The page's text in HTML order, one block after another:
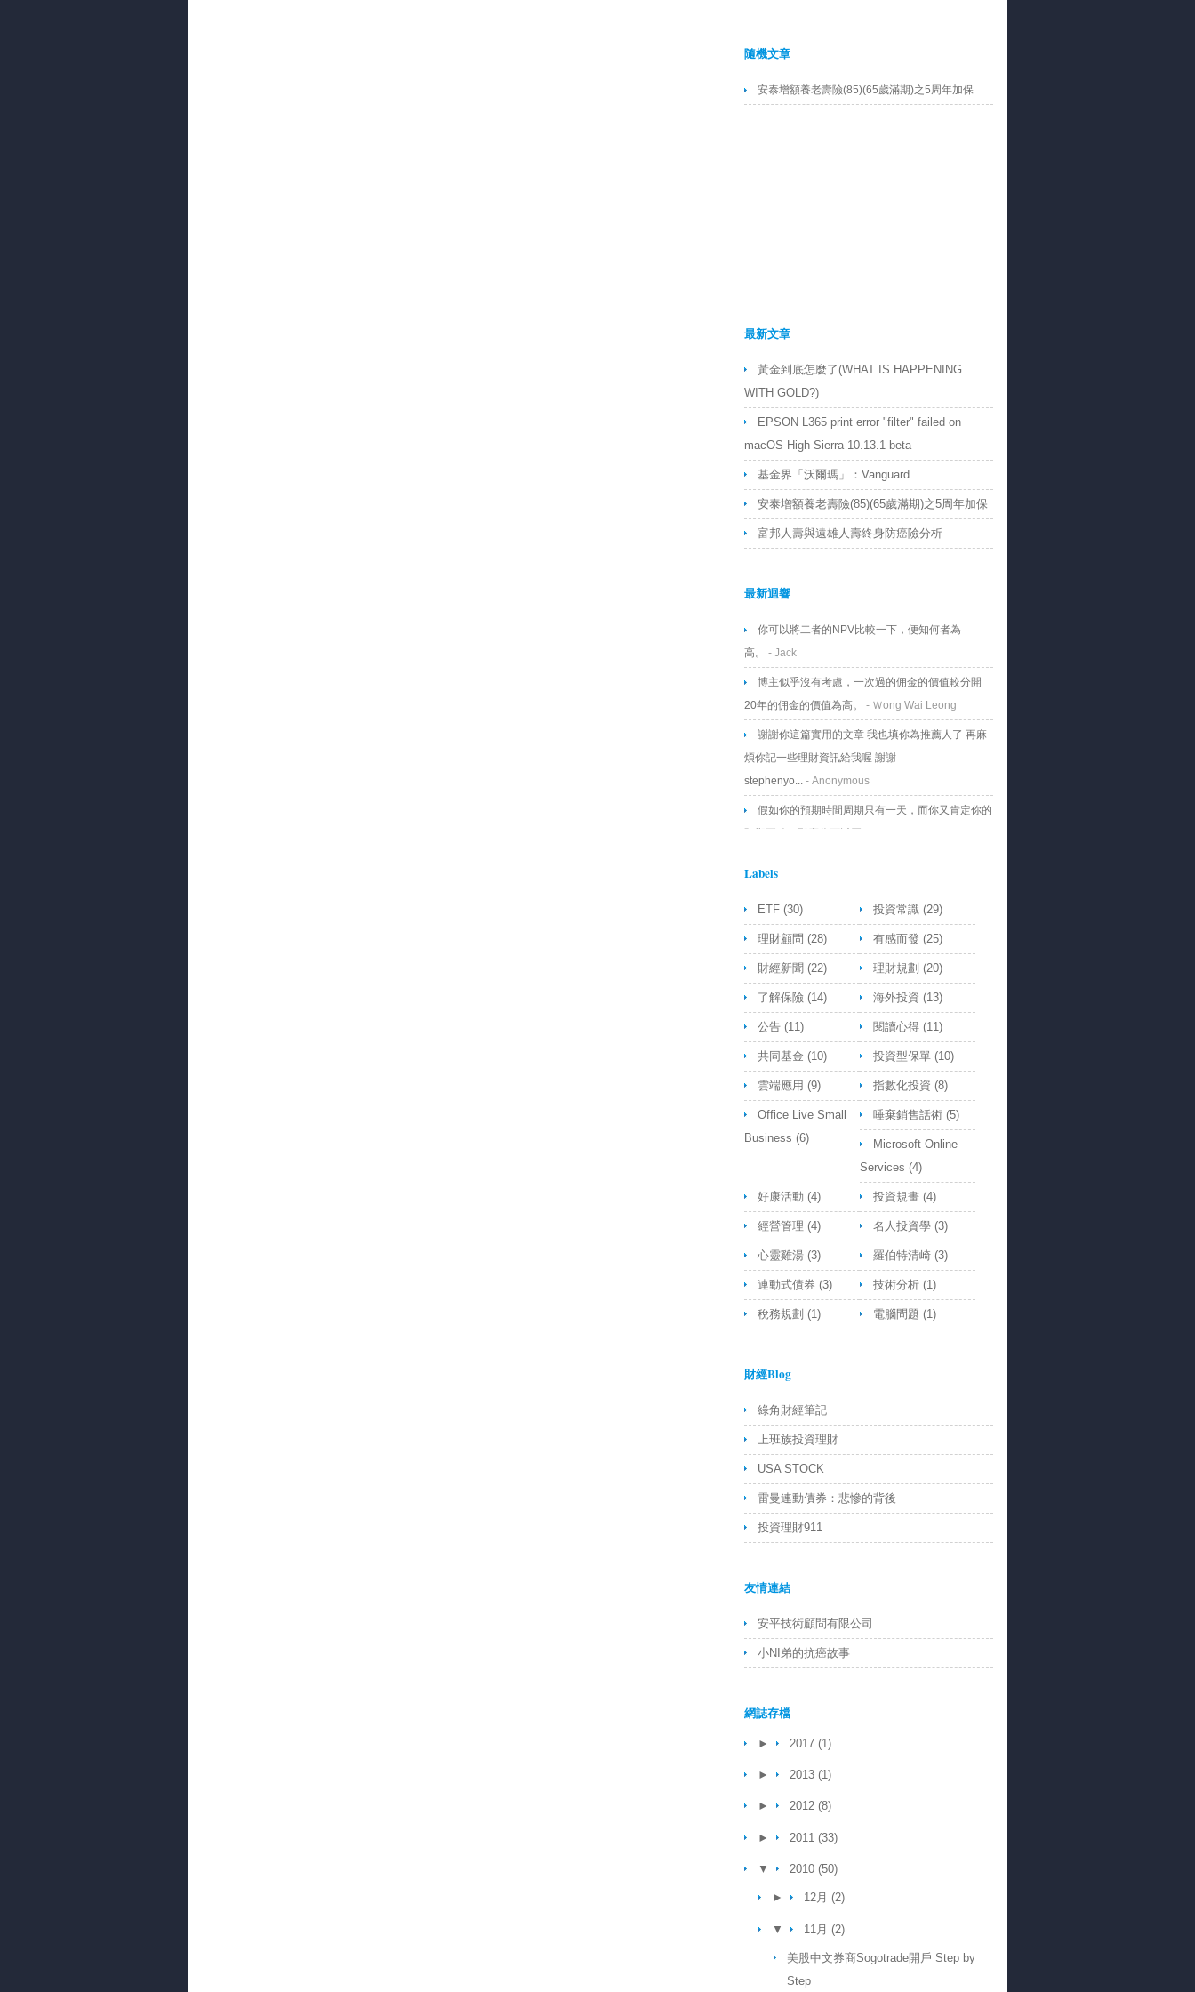
隨機文章
安泰增額養老壽險(85)(65歲滿期)之5周年加保
最新文章
黃金到底怎麼了(WHAT IS HAPPENING
WITH GOLD?)
EPSON L365 print error "filter" failed on
macOS High Sierra 10.13.1 beta
基金界「沃爾瑪」：Vanguard
安泰增額養老壽險(85)(65歲滿期)之5周年加保
富邦人壽與遠雄人壽終身防癌險分析
最新迴響
你可以將二者的NPV比較一下，便知何者為
高。
- Jack
博主似乎沒有考慮，一次過的佣金的價值較分開
20年的佣金的價值為高。
- Ｗong Wai Leong
謝謝你這篇實用的文章 我也填你為推薦人了 再麻
煩你記一些理財資訊給我喔 謝謝
stephenyo... - Anonymous
假如你的預期時間周期只有一天，而你又肯定你的
樣
- Anonymous
Labels
ETF (30) 投資常識 (29)
理財顧問 (28) 有感而發 (25)
財經新聞 (22) 理財規劃 (20)
了解保險 (14) 海外投資 (13)
公告 (11) 閱讀心得 (11)
共同基金 (10) 投資型保單 (10)
雲端應用 (9) 指數化投資 (8)
Office Live Small
Business (6)
唾棄銷售話術 (5)
Microsoft Online
Services (4)
好康活動 (4) 投資規畫 (4)
經營管理 (4) 名人投資學 (3)
心靈雞湯 (3) 羅伯特清崎 (3)
連動式債券 (3) 技術分析 (1)
稅務規劃 (1) 電腦問題 (1)
財經Blog
綠角財經筆記
上班族投資理財
USA STOCK
雷曼連動債券：悲慘的背後
投資理財911
友情連結
安平技術顧問有限公司
小NI弟的抗癌故事
網誌存檔
► 2017 (1)
► 2013 (1)
► 2012 (8)
► 2011 (33)
▼ 2010 (50)
► 12月 (2)
▼ 11月 (2)
美股中文券商Sogotrade開戶 Step by
Step